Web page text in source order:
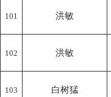
101 洪敏
102 洪敏
103 白树猛